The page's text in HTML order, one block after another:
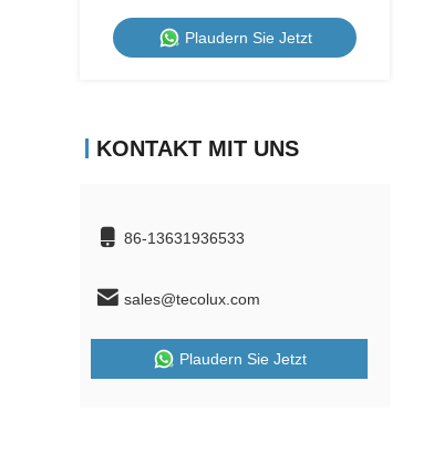
Farbe mit E27 Schraubbasis
Plaudern Sie Jetzt
KONTAKT MIT UNS
86-13631936533
sales@tecolux.com
Plaudern Sie Jetzt